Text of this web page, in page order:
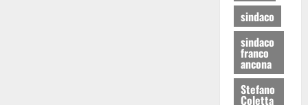
sindaco
sindaco
franco
ancona
Stefano
Coletta